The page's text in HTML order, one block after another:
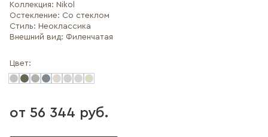
Коллекция: Nikol
Остекление: Со стеклом
Стиль: Неоклассика
Внешний вид: Филенчатая
Цвет:
от 56 344 руб.